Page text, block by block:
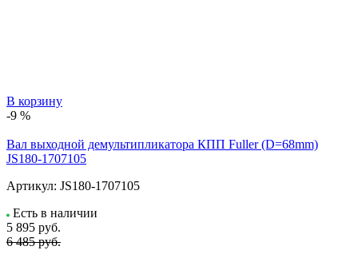
В корзину
-9 %
Вал выходной демультипликатора КПП Fuller (D=68mm)
JS180-1707105
Артикул: JS180-1707105
Есть в наличии
5 895 руб.
6 485 руб.